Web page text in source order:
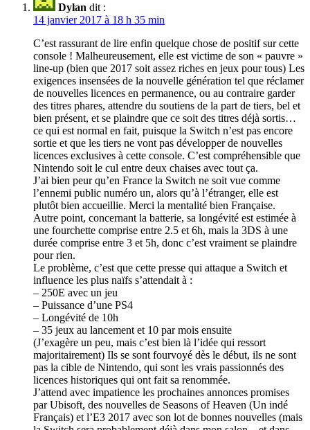
Dylan dit :
14 janvier 2017 à 18 h 35 min
C’est rassurant de lire enfin quelque chose de positif sur cette
console ! Malheureusement, elle est victime de son « pauvre »
line-up (bien que 2017 soit assez riches en jeux pour tous) Les
exigences insensées de la nouvelle génération tel que réclamer
de nouvelles licences en permanence, ou au contraire garder
des titres phares, attendre du soutiens de la part de tiers, bel et
bien présent, et se plaindre que ce soit des titres déjà sortis…
ce qui est normal en fait, puisque la Switch n’est pas encore
sortie et que les tiers ne vont pas développer de nouvelles
licences exclusives à cette console. C’est compréhensible que
Nintendo soit le cul entre deux chaises avec tout ça.
J’ai bien peur qu’en France la Switch ne soit vue comme
l’ennemi public numéro un, alors qu’à l’étranger, elle est
plutôt bien accueillie. Merci la mentalité bien Française.
Autre point, concernant la batterie, sa longévité est estimée à
une fourchette comprise entre 2.5 et 6h, mais la 3DS à une
durée comprise entre 3 et 5h, donc c’est vraiment se plaindre
pour rien.
Le problème, c’est que cette presse qui attaque a Switch et
influence les plus naïfs s’attendait à :
– 250E avec un jeu
– Puissance d’une PS4
– Longévité de 10h
– 35 jeux au lancement et 10 par mois ensuite
(J’exagère un peu, mais c’est bien là l’idée qui ressort
majoritairement) Ils se sont fourvoyé dès le début, ils ne sont
pas la cible de Nintendo, qui sont les vrais passionnés des
licences historiques qui ont fait sa renommée.
J’attend avec impatience les prochaines annonces promises
par Ubisoft, des nouvelles de Seasons of Heaven (Un indé
Français) et l’E3 2017 avec son lot de bonnes nouvelles (mais